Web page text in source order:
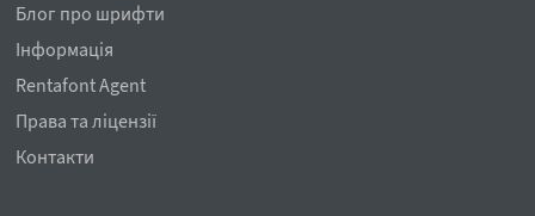
Блог про шрифти
Інформація
Rentafont Agent
Права та ліцензії
Контакти